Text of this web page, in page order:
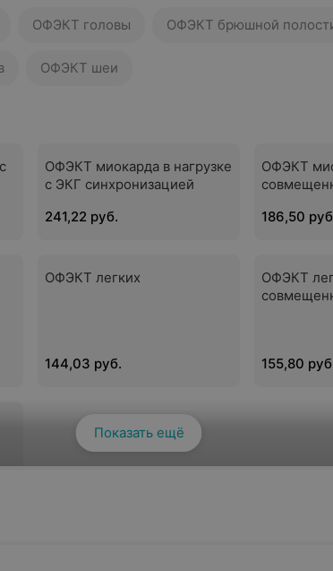
ОФЭКТ головы ОФЭКТ брюшной
ОФЭКТ шеи
ОФЭКТ миокарда в нагрузке
с ЭКГ синхронизацией
241,22 руб.
ОФЭКТ
186,50
ОФЭКТ легких
144,03 руб.
ОФЭКТ
155,80
Показать ещё